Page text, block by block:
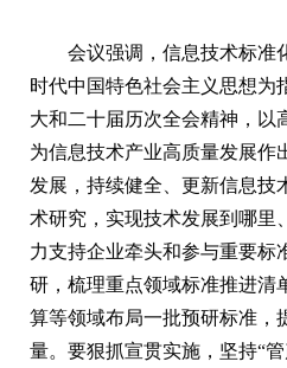
会议强调，信息技术标准
时代中国特色社会主义思想为
大和二十届历次全会精神，以
为信息技术产业高质量发展作
发展，持续健全、更新信息技
术研究，实现技术发展到哪里
力支持企业牵头和参与重要标
研，梳理重点领域标准推进清
算等领域布局一批预研标准，
量。要狠抓宣贯实施，坚持“